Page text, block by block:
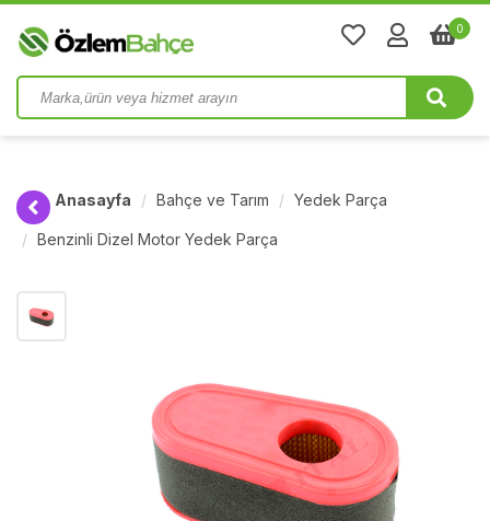
0
Anasayfa Bahçe ve Tarım Yedek Parça
Benzinli Dizel Motor Yedek Parça